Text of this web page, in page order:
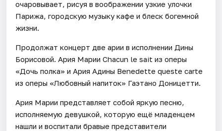
очаровывает, рисуя в воображении узкие улочки
Парижа, городскую музыку кафе и блеск богемной
жизни.
Продолжат концерт две арии в исполнении Дины
Борисовой. Ария Марии Chacun le sait из оперы
«Дочь полка» и Ария Адины Benedette queste carte
из оперы «Любовный напиток» Гаэтано Доницетти.
Ария Марии представляет собой яркую песню,
исполняемую девушкой, которую ещё младенцем
нашли и воспитали бравые представители